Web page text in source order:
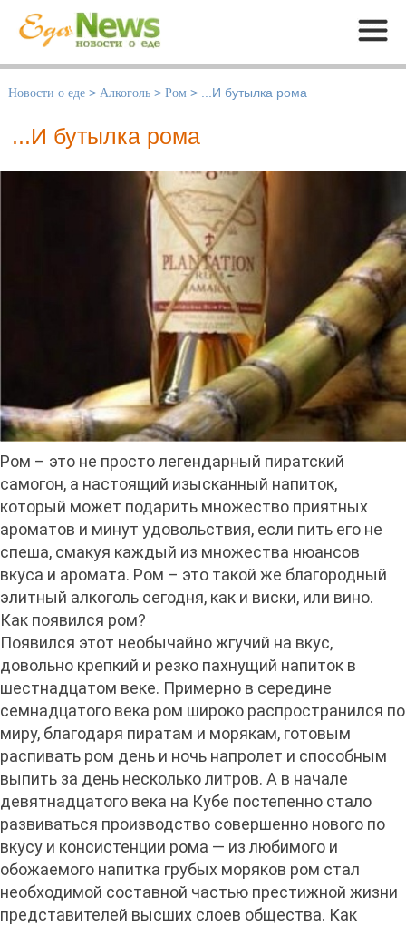
Меню
Новости о еде > Алкоголь > Ром > ...И бутылка рома
...И бутылка рома
Ром – это не просто легендарный пиратский
самогон, а настоящий изысканный напиток,
который может подарить множество приятных
ароматов и минут удовольствия, если пить его не
спеша, смакуя каждый из множества нюансов
вкуса и аромата. Ром – это такой же благородный
элитный алкоголь сегодня, как и виски, или вино.
Как появился ром?
Появился этот необычайно жгучий на вкус,
довольно крепкий и резко пахнущий напиток в
шестнадцатом веке. Примерно в середине
семнадцатого века ром широко распространился по
миру, благодаря пиратам и морякам, готовым
распивать ром день и ночь напролет и способным
выпить за день несколько литров. А в начале
девятнадцатого века на Кубе постепенно стало
развиваться производство совершенно нового по
вкусу и консистенции рома — из любимого и
обожаемого напитка грубых моряков ром стал
необходимой составной частью престижной жизни
представителей высших слоев общества. Как